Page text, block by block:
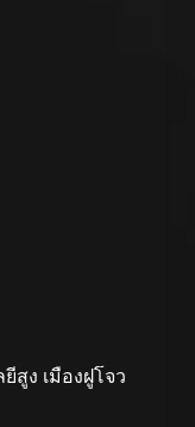
สูง เมืองฝูโจว